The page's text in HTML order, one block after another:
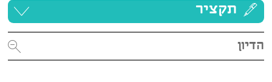
תקציר
הדיון